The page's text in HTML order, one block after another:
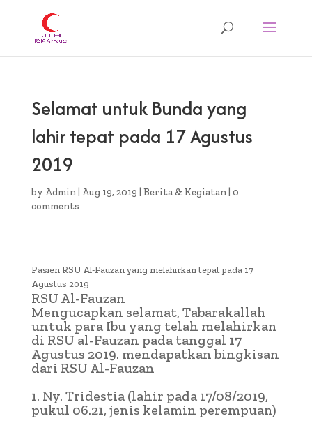
Selamat untuk Bunda yang
lahir tepat pada 17 Agustus
2019
by Admin Aug 19, 2019 Berita & Kegiatan 0
comments
Pasien RSU Al-Fauzan yang melahirkan tepat pada 17
Agustus 2019
RSU Al-Fauzan
Mengucapkan selamat, Tabarakallah
untuk para Ibu yang telah melahirkan
di RSU al-Fauzan pada tanggal 17
Agustus 2019. mendapatkan bingkisan
dari RSU Al-Fauzan
1. Ny. Tridestia (lahir pada 17/08/2019,
pukul 06.21, jenis kelamin perempuan)